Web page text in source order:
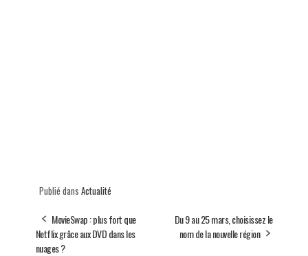
Publié dans Actualité
MovieSwap : plus fort que
Netflix grâce aux DVD dans les
nuages ?
Du 9 au 25 mars, choisissez le
nom de la nouvelle région